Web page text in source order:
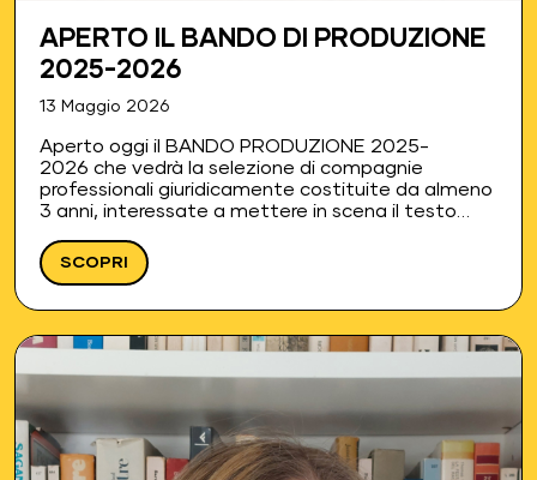
APERTO IL BANDO DI PRODUZIONE
2025-2026
13 Maggio 2026
Aperto oggi il BANDO PRODUZIONE 2025-
2026 che vedrà la selezione di compagnie
professionali giuridicamente costituite da almeno
3 anni, interessate a mettere in scena il testo
CRA! di Natalia Guerrieri. Per partecipare alla
selezione è…
SCOPRI